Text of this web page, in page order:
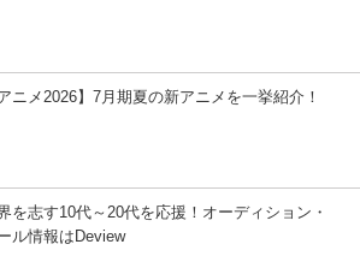
アニメ2026】7月期夏の新アニメを一挙紹介！
を志す10代～20代を応援！オーディション・
ル情報はDeview